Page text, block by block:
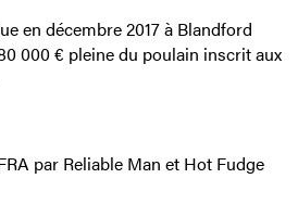
en décembre 2017 à Blandford
000 € pleine du poulain inscrit aux
par Reliable Man et Hot Fudge